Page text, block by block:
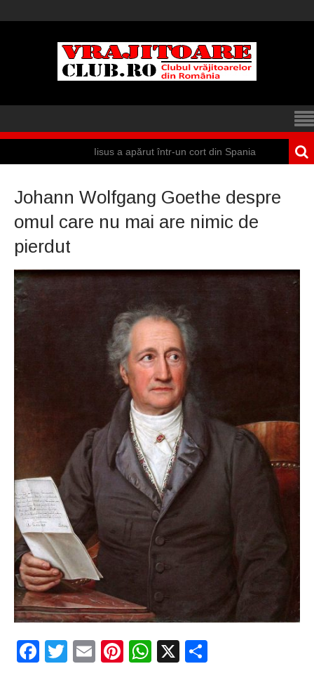
Iisus a apărut într-un cort din Spania
Johann Wolfgang Goethe despre
omul care nu mai are nimic de
pierdut
Facebook
Twitter
EmailPinterest
WhatsApp
X